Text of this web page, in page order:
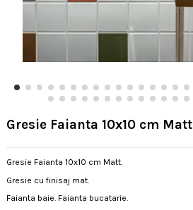
Gresie Faianta 10x10 cm Matt
Gresie Faianta 10x10 cm Matt.
Gresie cu finisaj mat.
Faianta baie. Faianta bucatarie.